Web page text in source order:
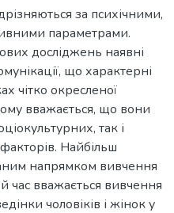
за психічними,
параметрами.
досліджень наявні
що характерні
чітко окресленої
вважається, що вони
так і
Найбільш
напрямком вивчення
час вважається вивчення
чоловіків і жінок у